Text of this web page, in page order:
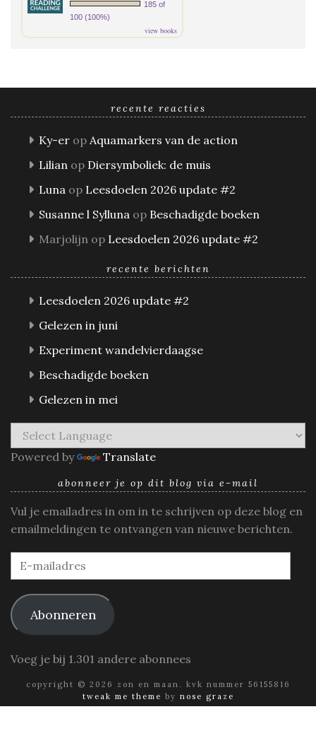
185 of
100 (100%)
view books
recente reacties
Ky-er op Aquamarkers van de action
Lilian op Diersymboliek: de muis
Luna op Leesdoelen 2026 update #2
Susanne l Sylluna op Beschadigde boeken
Marjolijn op Leesdoelen 2026 update #2
recente berichten
Leesdoelen 2026 update #2
Gelezen in juni
Experiment wandelvierdaagse
Beschadigde boeken
Gelezen in mei
Powered by Translate
abonneer je op dit blog via e-mail
Vul je emailadres in om in te schrijven op deze blog en
emailmeldingen te ontvangen van nieuwe berichten.
E-
mailadres
Abonneren
Voeg je bij 1.301 andere abonnees
copyright © 2026 zon en maan. kvk nummer 56155816
tweak me theme by nose graze